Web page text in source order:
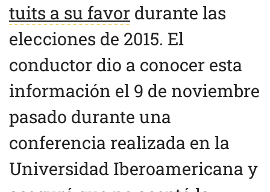
tuits a su favor durante las
elecciones de 2015. El
conductor dio a conocer esta
información el 9 de noviembre
pasado durante una
conferencia realizada en la
Universidad Iberoamericana y